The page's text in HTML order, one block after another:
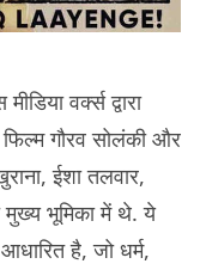
वर्क्स द्वारा
फिल्म गौरव सोलंकी और
ईशा तलवार,
मुख्य भूमिका में थे. ये
है, जो धर्म,